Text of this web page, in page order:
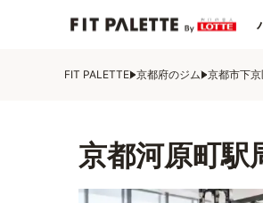
FIT PALETTE 京都府のジム 京都市下
京都河原町駅